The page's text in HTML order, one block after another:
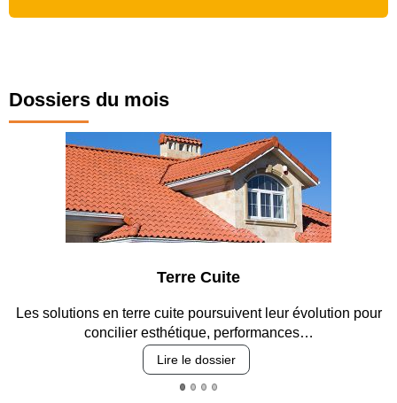
Dossiers du mois
Terre Cuite
solutions en terre cuite poursuivent leur évolution pour
concilier esthétique, performances…
Lire le dossier